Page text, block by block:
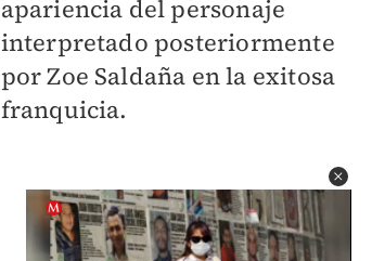
apariencia del personaje
interpretado posteriormente
por Zoe Saldaña en la exitosa
franquicia.